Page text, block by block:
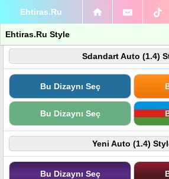
Ehtiras.Ru
Ehtiras.Ru Style
Sdandart Auto (1.4)
Bu Dizaynı Seç
Bu Dizaynı Seç
Yeni Auto (1.4)
Bu Dizaynı Seç